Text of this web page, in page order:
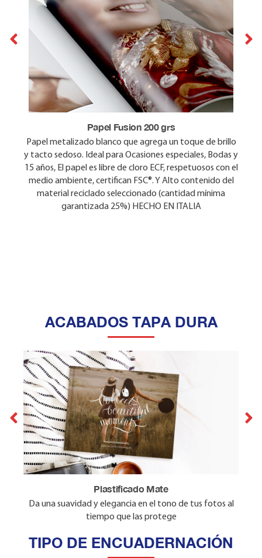
Freelife Symbol 200 grs
Un papel clásico y liso semi mate, ideal para tus álbumes
familiares, Vacaciones, Libro de firmas, anuarios y Bebes,
es Ambientalmente amigable y libre de cloro ECF,
certifican FSC®, con contenido de material reciclado en
un 40%. HECHO EN ITALIA
Papel Fusion 200 grs
Papel metalizado blanco que agrega un toque de brillo
y tacto sedoso. Ideal para Ocasiones especiales, Bodas y
15 años, El papel es libre de cloro ECF, respetuosos con el
medio ambiente, certifican FSC®. Y Alto contenido del
material reciclado seleccionado (cantidad mínima
garantizada 25%) HECHO EN ITALIA
ACABADOS TAPA DURA
Plastificado Brillante
Resalta los colores de las fotos al tiempo que las
protege
Plastificado Mate
Da una suavidad y elegancia en el tono de tus fotos al
tiempo que las protege
TIPO DE ENCUADERNACIÓN